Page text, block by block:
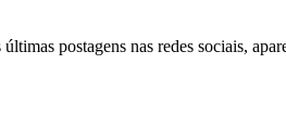
postagens nas redes sociais,